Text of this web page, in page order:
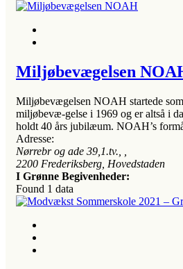
Miljøbevægelsen
Miljøbevægelsen NOAH startede
miljøbevæ-gelse i 1969 og er altså i
holdt 40 års jubilæum. NOAH’s
Adresse:
Nørrebr og ade 39,1.tv.
2200 Frederiksberg, Hovedstaden
I Grønne Begivenheder:
Found 1 data